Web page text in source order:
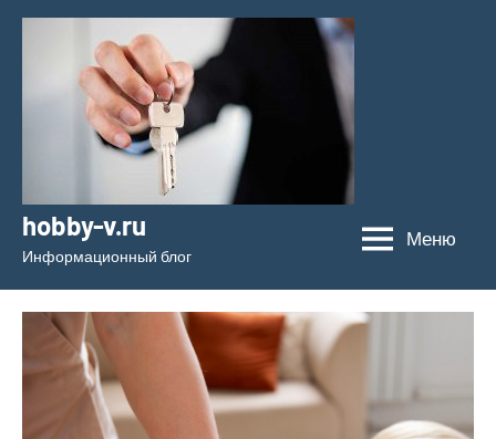
Перейти
содержимому
hobby-v.ru
Информационный блог
Меню